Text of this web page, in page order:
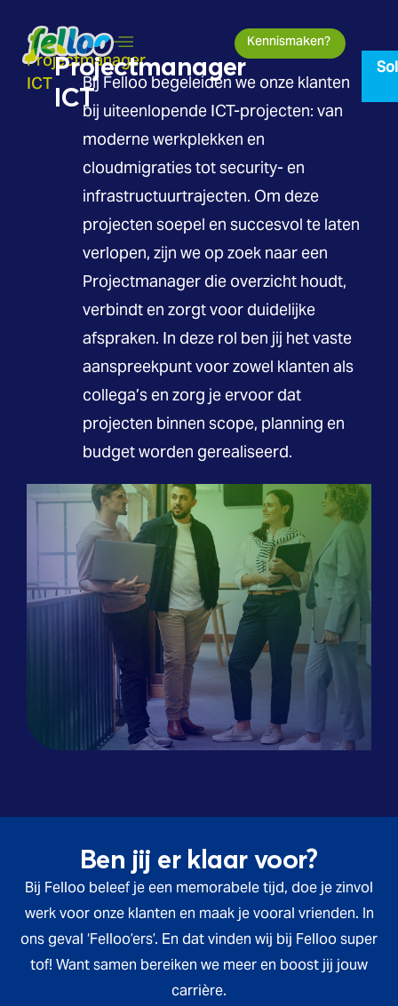
Kennismaken?
Projectmanager
ICT
Projectmanager
ICTBij Felloo begeleiden we onze klanten
bij uiteenlopende ICT-projecten: van
moderne werkplekken en
cloudmigraties tot security- en
infrastructuurtrajecten. Om deze
projecten soepel en succesvol te laten
verlopen, zijn we op zoek naar een
Projectmanager die overzicht houdt,
verbindt en zorgt voor duidelijke
afspraken. In deze rol ben jij het vaste
aanspreekpunt voor zowel klanten als
collega’s en zorg je ervoor dat
projecten binnen scope, planning en
budget worden gerealiseerd.
Ben jij er klaar voor?
Bij Felloo beleef je een memorabele tijd, doe je zinvol
werk voor onze klanten en maak je vooral vrienden. In
ons geval ‘Felloo’ers’. En dat vinden wij bij Felloo super
tof! Want samen bereiken we meer en boost jij jouw
carrière.